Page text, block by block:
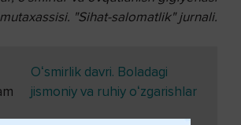
"Sihat-salomatlik" jurnali.
Oʻsmirlik davri. Boladagi
jismoniy va ruhiy oʻzgarishlar